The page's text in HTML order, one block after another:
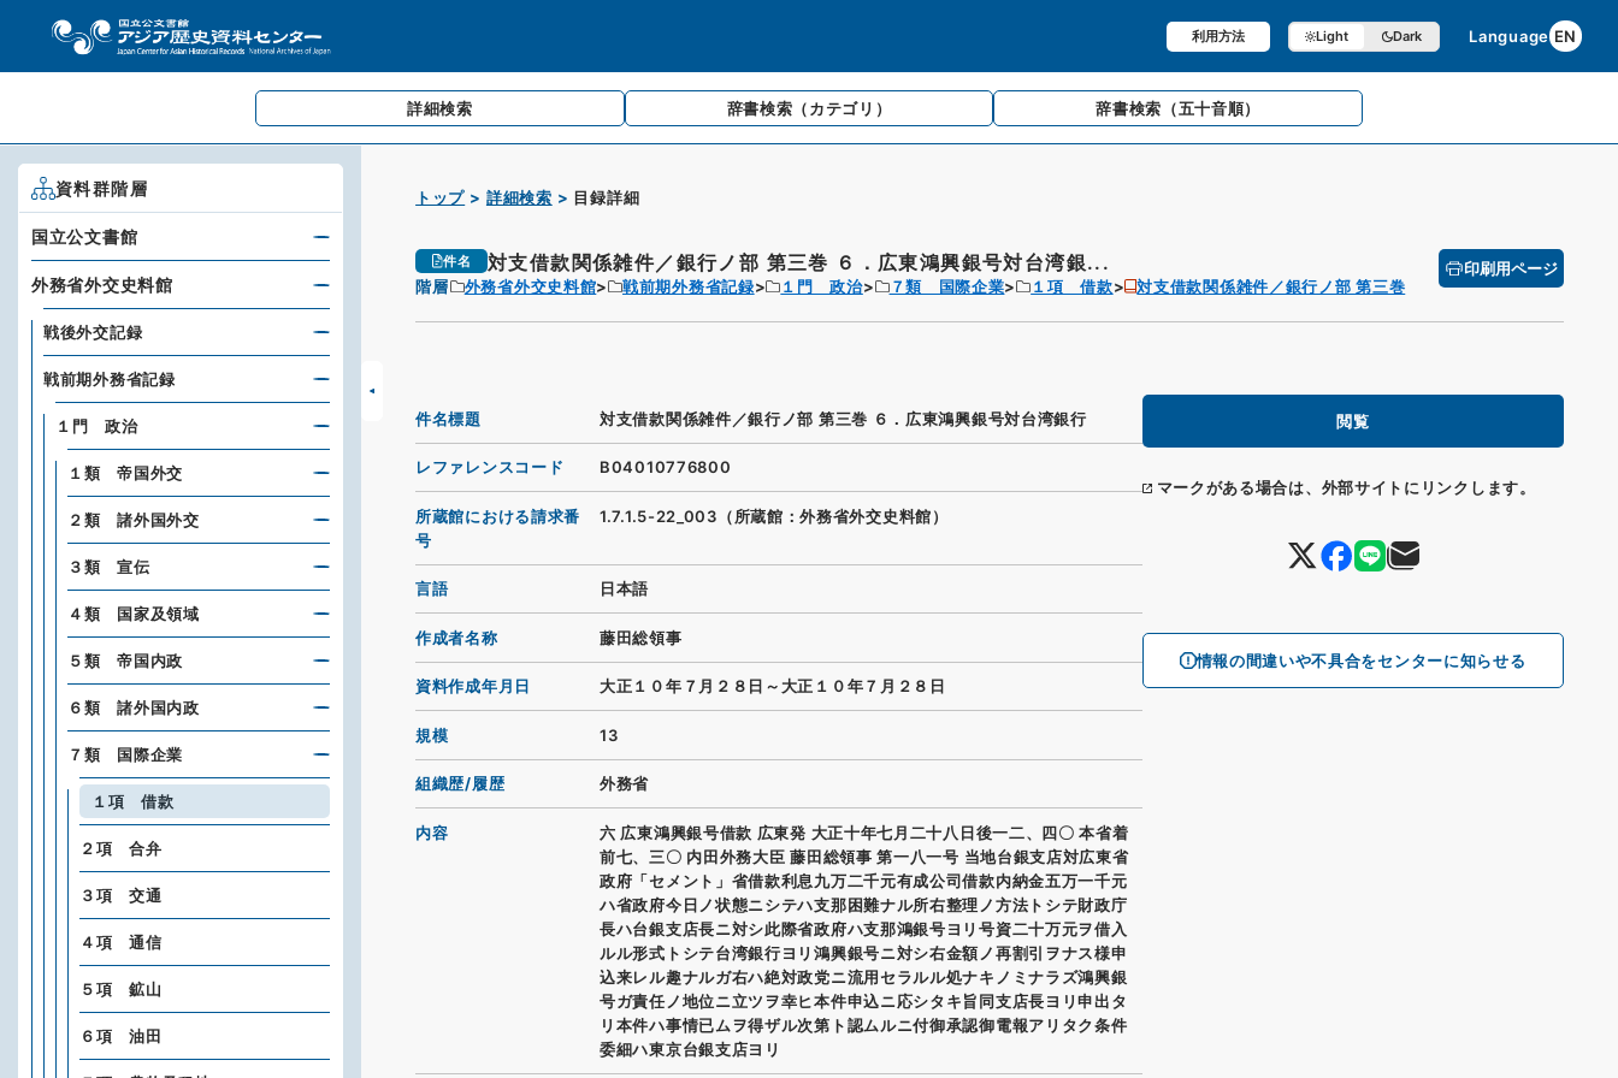
利用方法 Light Dark Language EN
詳細検索 辞書検索 （カテゴリ） 辞書検索 （五十音順）
トップ 詳細検索 目録詳細
件名 対支借款関係雑件／銀行ノ部 第三巻 ６．広東鴻興銀号対台湾銀...
階層 外務省外交史料館 戦前期外務省記録 １門 政治 ７類 国際企業 １項 借款 対支借款関係雑件／銀行ノ部 第三巻
印刷用ページ
閲覧
マークがある場合は、外部サイトにリンクします。
情報の間違いや不具合をセンターに知らせる
件名標題 対支借款関係雑件／銀行ノ部 第三巻 ６．広東鴻興銀号対台湾銀行
レファレンスコード B04010776800
所蔵館における請求番
号
1.7.1.5-22_003（所蔵館：外務省外交史料館）
言語 日本語
作成者名称 藤田総領事
資料作成年月日 大正１０年７月２８日～大正１０年７月２８日
規模 13
組織歴/履歴 外務省
内容
六 広東鴻興銀号借款 広東発 大正十年七月二十八日後一二、四〇 本省着
前七、三〇 内田外務大臣 藤田総領事 第一八一号 当地台銀支店対広東省
政府「セメント」省借款利息九万二千元有成公司借款内納金五万一千元
ハ省政府今日ノ状態ニシテハ支那困難ナル所右整理ノ方法トシテ財政庁
長ハ台銀支店長ニ対シ此際省政府ハ支那鴻銀号ヨリ号資二十万元ヲ借入
ルル形式トシテ台湾銀行ヨリ鴻興銀号ニ対シ右金額ノ再割引ヲナス様申
込来レル趣ナルガ右ハ絶対政党ニ流用セラルル処ナキノミナラズ鴻興銀
号ガ責任ノ地位ニ立ツヲ幸ヒ本件申込ニ応シタキ旨同支店長ヨリ申出タ
リ本件ハ事情已ムヲ得ザル次第ト認ムルニ付御承認御電報アリタク条件
委細ハ東京台銀支店ヨリ
資料群階層
国立公文書館
外務省外交史料館
戦後外交記録
戦前期外務省記録
１門 政治
１類 帝国外交
２類 諸外国外交
３類 宣伝
４類 国家及領域
５類 帝国内政
６類 諸外国内政
７類 国際企業
１項 借款
２項 合弁
３項 交通
４項 通信
５項 鉱山
６項 油田